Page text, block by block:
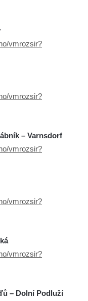
vmrozsir?
vmrozsir?
– Varnsdorf
vmrozsir?
vmrozsir?
vmrozsir?
– Dolní Podluží